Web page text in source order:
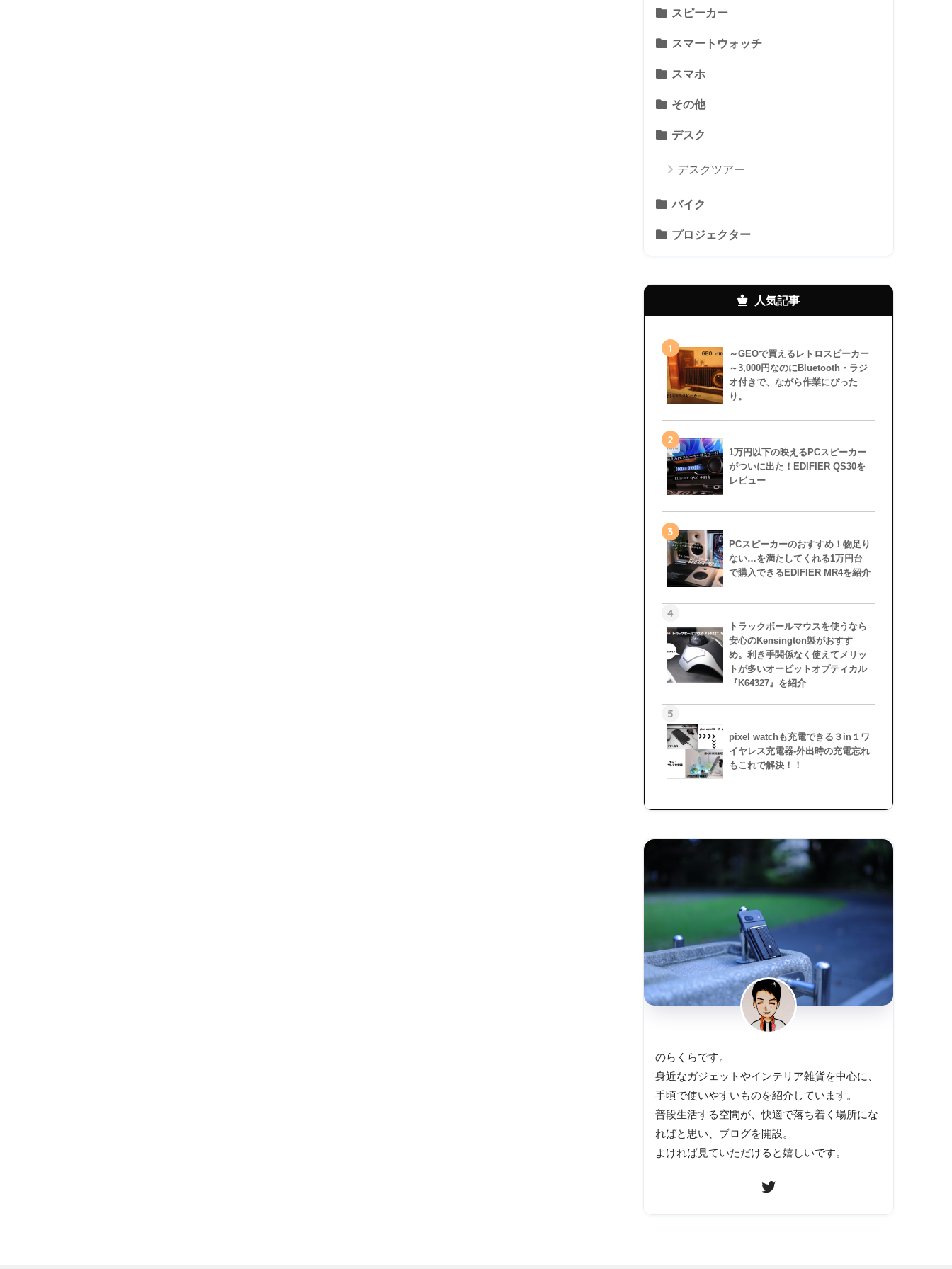
スピーカー
スマートウォッチ
スマホ
その他
デスク
デスクツアー
バイク
プロジェクター
人気記事
1
～GEOで買えるレトロスピーカー
～3,000円なのにBluetooth・ラジ
オ付きで、ながら作業にぴった
り。
2
1万円以下の映えるPCスピーカー
がついに出た！EDIFIER QS30を
レビュー
3
PCスピーカーのおすすめ！物足り
ない…を満たしてくれる1万円台
で購入できるEDIFIER MR4を紹介
4
トラックボールマウスを使うなら
安心のKensington製がおすす
め。利き手関係なく使えてメリッ
トが多いオービットオプティカル
『K64327』を紹介
5
pixel watchも充電できる３in１ワ
イヤレス充電器-外出時の充電忘れ
もこれで解決！！
のらくらです。
身近なガジェットやインテリア雑貨を中心に、
手頃で使いやすいものを紹介しています。
普段生活する空間が、快適で落ち着く場所にな
ればと思い、ブログを開設。
よければ見ていただけると嬉しいです。